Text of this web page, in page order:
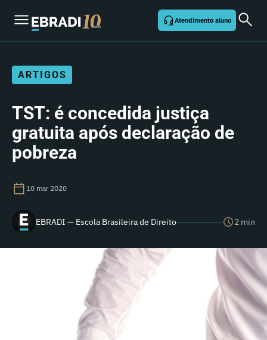
Atendimento aluno
ARTIGOS
TST: é concedida justiça
gratuita após declaração de
pobreza
10 mar 2020
EBRADI — Escola Brasileira de Direito 2 min